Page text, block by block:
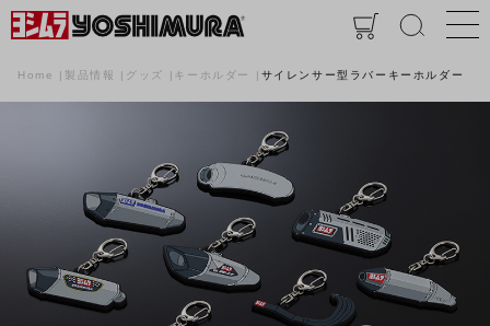
Home 製品情報 グッズ キーホルダー サイレンサー型ラバーキーホルダー